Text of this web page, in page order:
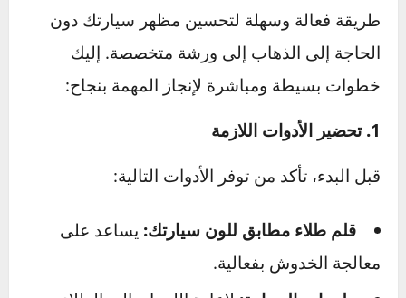
إصلاح طلاء السيارة في المنزل يمكن أن يكون
الحاجة إلى الذهاب إلى ورشة متخصصة. إليك